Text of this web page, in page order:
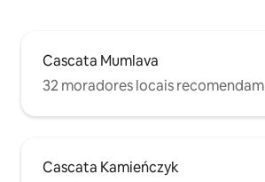
Cascata Mumlava
32 moradores locais recomendam
Cascata Kamieńczyk